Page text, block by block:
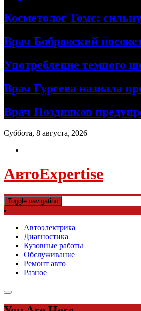
Косметолог Томс:
Врач Бобровский
Употребление темного
Врач Гуреева назвала
Врач Поздняков
Суббота, 8 августа, 2026
АвтоExpertise
Toggle navigation
Автоэлектрика
Диагностика
Кузовные работы
Обслуживание
Ремонт авто
Разное